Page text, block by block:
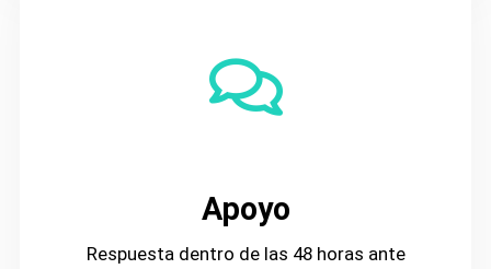
Apoyo
Respuesta dentro de las 48 horas ante